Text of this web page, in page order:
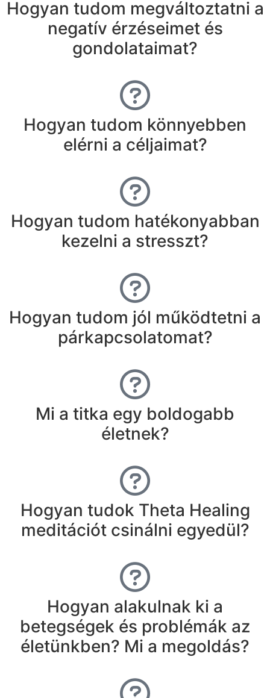
Hogyan tudom megváltoztatni a
negatív érzéseimet és
gondolataimat?
Hogyan tudom könnyebben
elérni a céljaimat?
Hogyan tudom hatékonyabban
kezelni a stresszt?
Hogyan tudom jól működtetni a
párkapcsolatomat?
Mi a titka egy boldogabb
életnek?
Hogyan tudok Theta Healing
meditációt csinálni egyedül?
Hogyan alakulnak ki a
betegségek és problémák az
életünkben? Mi a megoldás?